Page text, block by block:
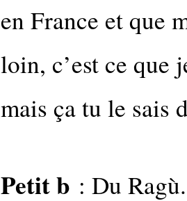
en France et que
loin, c’est ce que
mais ça tu le sais
Petit b : Du